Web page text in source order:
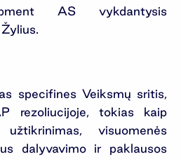
AS vykdantysis
specifines Veiksmų sritis,
rezoliucijoje, tokias kaip
visuomenės
dalyvavimo ir paklausos